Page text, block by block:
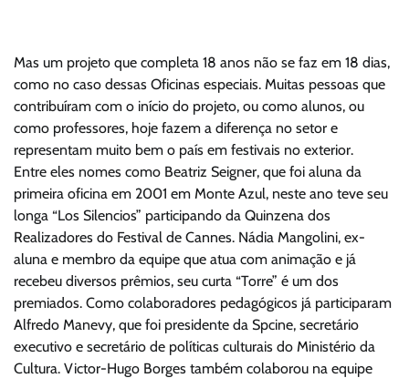
Mas um projeto que completa 18 anos não se faz em 18 dias,
como no caso dessas Oficinas especiais. Muitas pessoas que
contribuíram com o início do projeto, ou como alunos, ou
como professores, hoje fazem a diferença no setor e
representam muito bem o país em festivais no exterior.
Entre eles nomes como Beatriz Seigner, que foi aluna da
primeira oficina em 2001 em Monte Azul, neste ano teve seu
longa “Los Silencios” participando da Quinzena dos
Realizadores do Festival de Cannes. Nádia Mangolini, ex-
aluna e membro da equipe que atua com animação e já
recebeu diversos prêmios, seu curta “Torre” é um dos
premiados. Como colaboradores pedagógicos já participaram
Alfredo Manevy, que foi presidente da Spcine, secretário
executivo e secretário de políticas culturais do Ministério da
Cultura. Victor-Hugo Borges também colaborou na equipe